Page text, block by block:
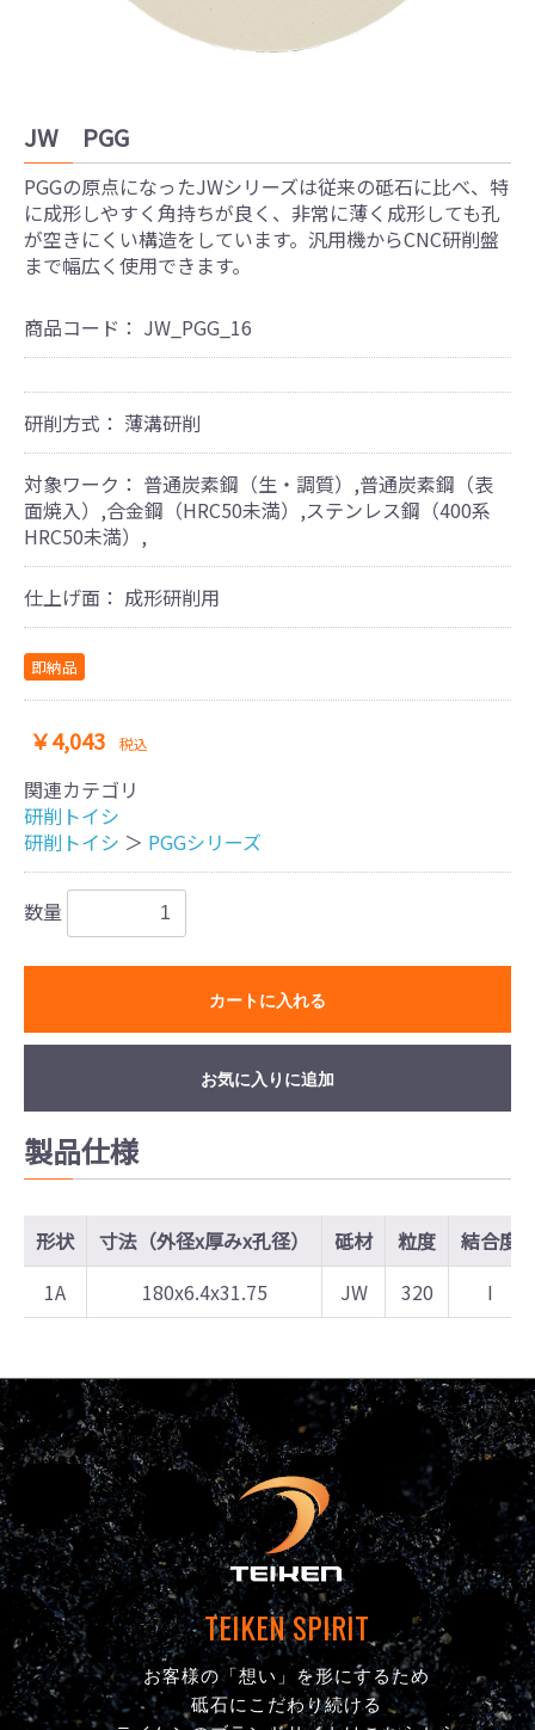
JW PGG
PGGの原点になったJWシリーズは従来の砥石に比べ、特
に成形しやすく角持ちが良く、非常に薄く成形しても孔
が空きにくい構造をしています。汎用機からCNC研削盤
まで幅広く使用できます。
商品コード： JW_PGG_16
研削方式： 薄溝研削
対象ワーク： 普通炭素鋼（生・調質）,普通炭素鋼（表
面焼入）,合金鋼（HRC50未満）,ステンレス鋼（400系
HRC50未満）,
仕上げ面： 成形研削用
即納品
￥4,043 税込
関連カテゴリ
​研削トイシ
​研削トイシ ＞ PGGシリーズ
数量
カートに入れる
お気に入りに追加
製品仕様
形状 寸法（外径x厚みx孔径） 砥材 粒度
結合度
1A
180x6.4x31.75 JW 320 I
TEIKEN SPIRIT
お客様の「想い」を形にするため
砥石にこだわり続ける